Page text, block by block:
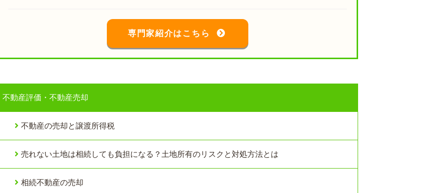
専門家紹介はこちら
不動産評価・不動産売却
不動産の売却と譲渡所得税
売れない土地は相続しても負担になる？土地所有のリスクと対処方法とは
相続不動産の売却